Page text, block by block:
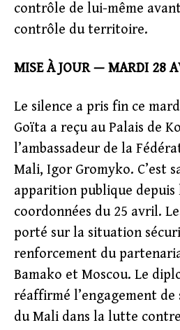
contrôle de lui-même
contrôle du territoire.
MISE À JOUR — MARDI 28
Le silence a pris fin ce
Goïta a reçu au Palais de
l’ambassadeur de la
Mali, Igor Gromyko. C’est
apparition publique depuis
coordonnées du 25 avril.
porté sur la situation
renforcement du
Bamako et Moscou. Le
réaffirmé l’engagement de
du Mali dans la lutte